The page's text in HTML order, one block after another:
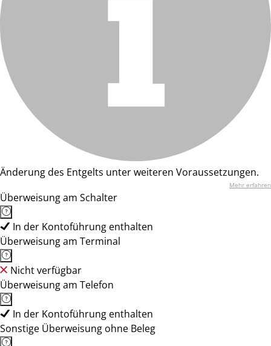
Änderung des Entgelts unter weiteren Voraussetzungen.
Mehr erfahren
Überweisung am Schalter
In der Kontoführung enthalten
Überweisung am Terminal
Nicht verfügbar
Überweisung am Telefon
In der Kontoführung enthalten
Sonstige Überweisung ohne Beleg